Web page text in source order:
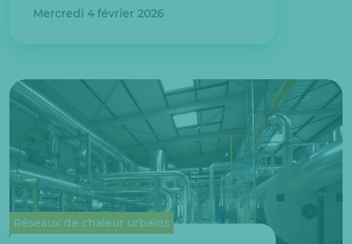
Mercredi 4 février 2026
Réseaux de chaleur urbains